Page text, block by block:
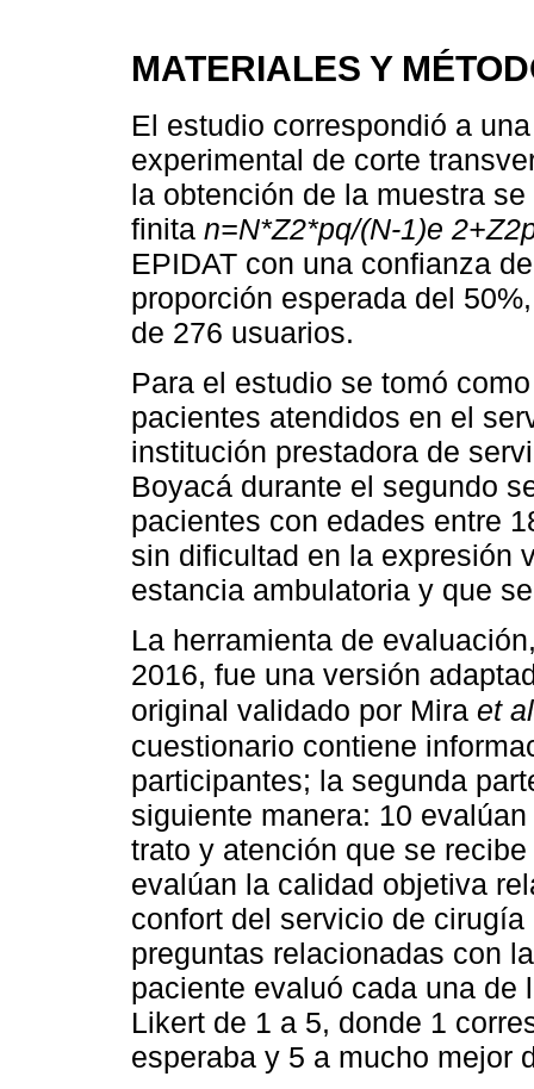
MATERIALES Y
El estudio correspondió a
experimental de corte
la obtención de la muestra
finita n=N*Z2*pq/(N-1)e
EPIDAT con una confianza
proporción esperada del
de 276 usuarios.
Para el estudio se tomó
pacientes atendidos en el
institución prestadora de
Boyacá durante el segundo
pacientes con edades entre
sin dificultad en la expresión
estancia ambulatoria y que
La herramienta de
2016, fue una versión
original validado por Mira et
cuestionario contiene
participantes; la segunda
siguiente manera: 10
trato y atención que se
evalúan la calidad objetiva
confort del servicio de
preguntas relacionadas con
paciente evaluó cada una de
Likert de 1 a 5, donde 1
esperaba y 5 a mucho mejor